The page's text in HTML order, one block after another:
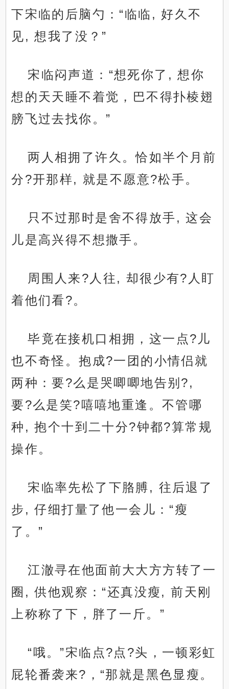
下宋临的后脑勺：“临临, 好久不
见, 想我了没？”
宋临闷声道：“想死你了, 想你
想的天天睡不着觉，巴不得扑棱翅
膀飞过去找你。”
两人相拥了许久。恰如半个月前
分?开那样, 就是不愿意?松手。
只不过那时是舍不得放手, 这会
儿是高兴得不想撒手。
周围人来?人往, 却很少有?人盯
着他们看?。
毕竟在接机口相拥，这一点?儿
也不奇怪。抱成?一团的小情侣就
两种：要?么是哭唧唧地告别?,
要?么是笑?嘻嘻地重逢。不管哪
种, 抱个十到二十分?钟都?算常规
操作。
宋临率先松了下胳膊, 往后退了
步, 仔细打量了他一会儿：“瘦
了。”
江澈寻在他面前大大方方转了一
圈, 供他观察：“还真没瘦, 前天刚
上称称了下，胖了一斤。”
“哦。”宋临点?点?头，一顿彩虹
屁轮番袭来?，“那就是黑色显瘦。